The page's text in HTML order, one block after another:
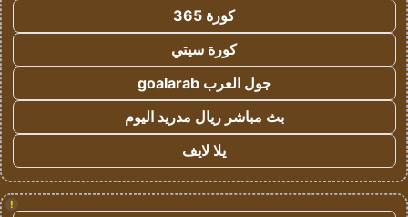
كورة 365
كورة سيتي
جول العرب goalarab
بث مباشر ريال مدريد اليوم
يلا لايف
!